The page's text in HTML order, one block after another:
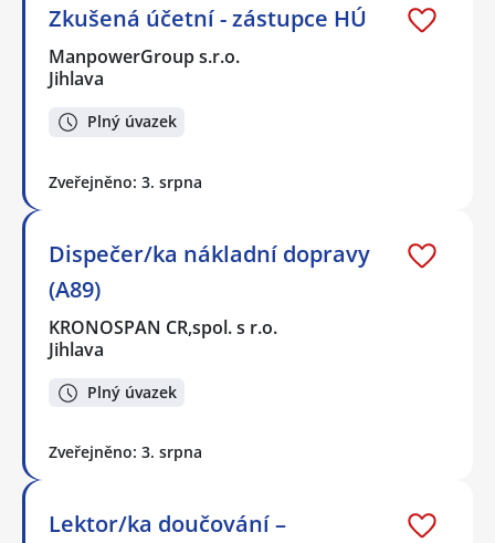
Zkušená účetní - zástupce HÚ
ManpowerGroup s.r.o.
Jihlava
Plný úvazek
Zveřejněno: 3. srpna
Dispečer/ka nákladní dopravy
(A89)
KRONOSPAN CR,spol. s r.o.
Jihlava
Plný úvazek
Zveřejněno: 3. srpna
Lektor/ka doučování –